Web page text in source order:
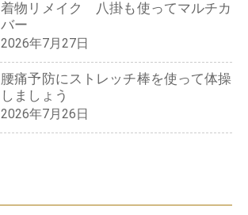
着物リメイク 八掛も使ってマルチカ
バー
2026年7月27日
腰痛予防にストレッチ棒を使って体操
しましょう
2026年7月26日